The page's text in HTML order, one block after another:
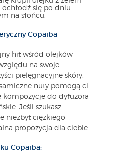
ochłodź się po dniu
na słońcu.
Copaiba
hit wśród olejków
na swoje
pielęgnacyjne skóry.
nuty pomogą ci
kompozycje do dyfuzora
Jeśli szukasz
niezbyt ciężkiego
propozycja dla ciebie.
Copaiba: